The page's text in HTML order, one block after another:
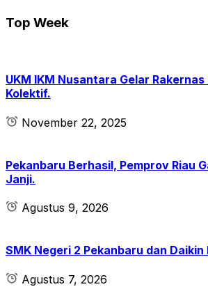
Top Week
UKM IKM Nusantara Gelar
Kolektif.
November 22, 2025
Pekanbaru Berhasil, Pemprov Riau
Janji.
Agustus 9, 2026
SMK Negeri 2 Pekanbaru dan Daikin
Agustus 7, 2026